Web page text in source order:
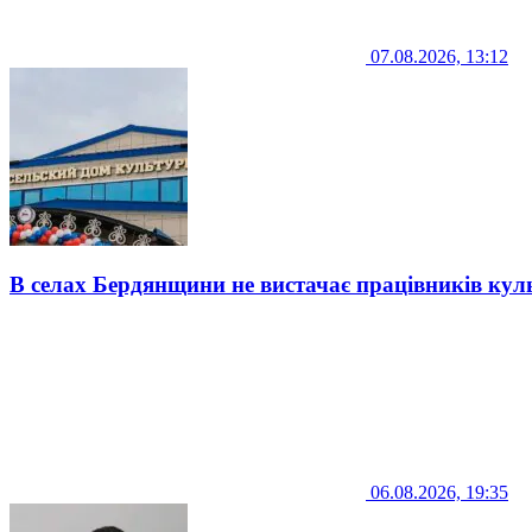
07.08.2026, 13:12
В селах Бердянщини не вистачає працівників
06.08.2026, 19:35